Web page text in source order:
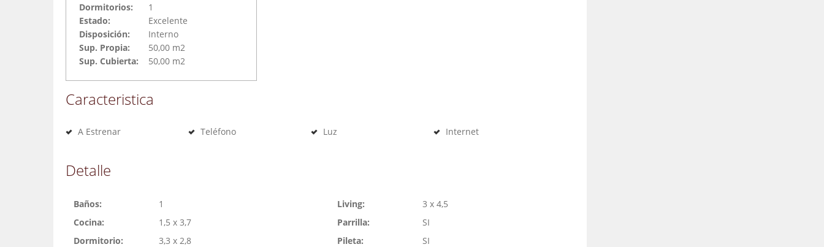
Dormitorios:
1
Estado:
Excelente
Disposición:
Interno
Sup. Propia:
50,00 m2
Sup. Cubierta:
50,00 m2
Caracteristica
A Estrenar Teléfono Luz Internet
Detalle
Baños:
1
Cocina:
1,5 x 3,7
Dormitorio:
3,3 x 2,8
Living:
3 x 4,5
Parrilla:
SI
Pileta:
SI